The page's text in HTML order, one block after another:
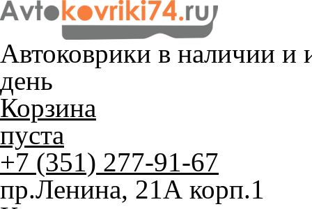
Автоковрики в наличии и
день
Корзина
пуста
+7 (351) 277-91-67
пр.Ленина, 21А корп.1